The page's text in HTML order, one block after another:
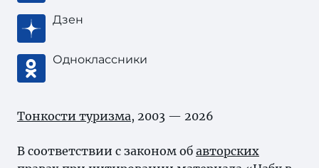
Дзен
Одноклассники
Тонкости туризма, 2003 — 2026
В соответствии с законом об авторских